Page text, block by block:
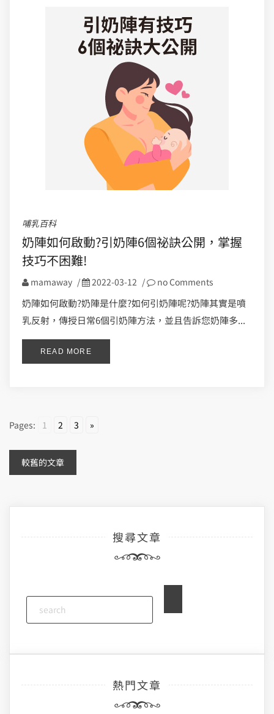
哺乳百科
奶陣如何啟動?引奶陣6個祕訣公開，掌握
技巧不困難!
mamaway / 2022-03-12 / no Comments
奶陣如何啟動?奶陣是什麼?如何引奶陣呢?奶陣其實是噴
乳反射，傳授日常6個引奶陣方法，並且告訴您奶陣多...
READ MORE
Pages: 1 2 3 »
文
較舊的文章
搜尋文章
熱門文章